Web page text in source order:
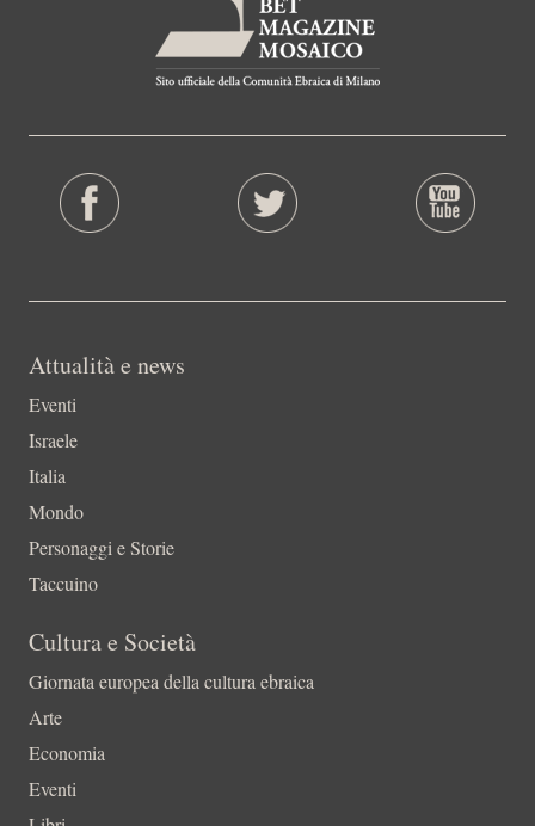
Attualità e news
Eventi
Israele
Italia
Mondo
Personaggi e Storie
Taccuino
Cultura e Società
Giornata europea della cultura ebraica
Arte
Economia
Eventi